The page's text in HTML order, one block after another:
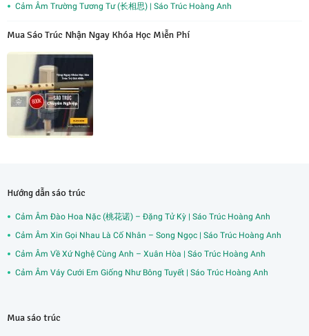
Cảm Âm Trường Tương Tư (长相思) | Sáo Trúc Hoàng Anh
Mua Sáo Trúc Nhận Ngay Khóa Học Miễn Phí
Hướng dẫn sáo trúc
Cảm Âm Đào Hoa Nặc (桃花诺) – Đặng Tử Kỳ | Sáo Trúc Hoàng Anh
Cảm Âm Xin Gọi Nhau Là Cố Nhân – Song Ngọc | Sáo Trúc Hoàng Anh
Cảm Âm Về Xứ Nghệ Cùng Anh – Xuân Hòa | Sáo Trúc Hoàng Anh
Cảm Âm Váy Cưới Em Giống Như Bông Tuyết | Sáo Trúc Hoàng Anh
Mua sáo trúc